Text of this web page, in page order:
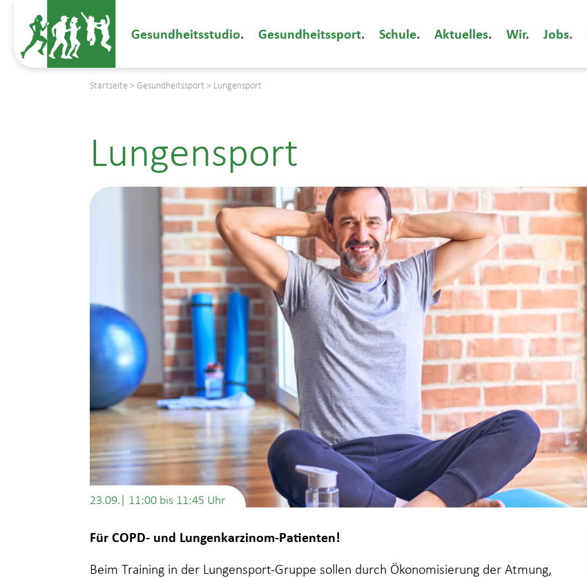
Gesundheitsstudio Gesundheitssport Schule Aktuelles Wir Jobs
Startseite > Gesundheitssport > Lungensport
Lungensport
23.09.| 11:00 bis 11:45
Für COPD- und Lungenkarzinom-Patienten!
Beim Training in der Lungensport-Gruppe sollen durch Ökonomisierung der Atmung,